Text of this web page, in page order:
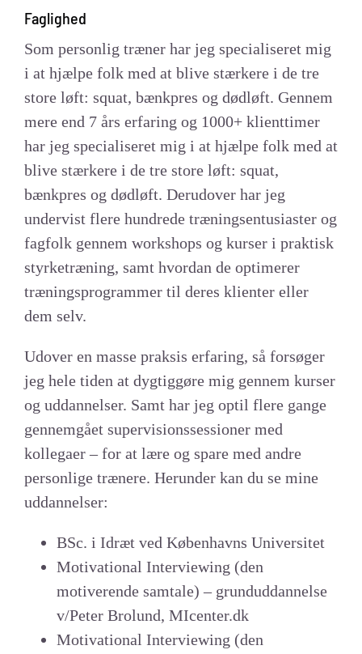
Faglighed
Som personlig træner har jeg specialiseret mig
i at hjælpe folk med at blive stærkere i de tre
store løft: squat, bænkpres og dødløft. Gennem
mere end 7 års erfaring og 1000+ klienttimer
har jeg specialiseret mig i at hjælpe folk med at
blive stærkere i de tre store løft: squat,
bænkpres og dødløft. Derudover har jeg
undervist flere hundrede træningsentusiaster og
fagfolk gennem workshops og kurser i praktisk
styrketræning, samt hvordan de optimerer
træningsprogrammer til deres klienter eller
dem selv.
Udover en masse praksis erfaring, så forsøger
jeg hele tiden at dygtiggøre mig gennem kurser
og uddannelser. Samt har jeg optil flere gange
gennemgået supervisionssessioner med
kollegaer – for at lære og spare med andre
personlige trænere. Herunder kan du se mine
uddannelser:
BSc. i Idræt ved Københavns Universitet
Motivational Interviewing (den
motiverende samtale) – grunduddannelse
v/Peter Brolund, MIcenter.dk
Motivational Interviewing (den